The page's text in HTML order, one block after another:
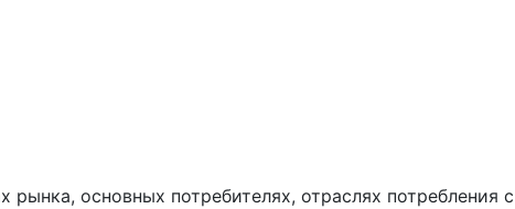
основных потребителях, отраслях потребления